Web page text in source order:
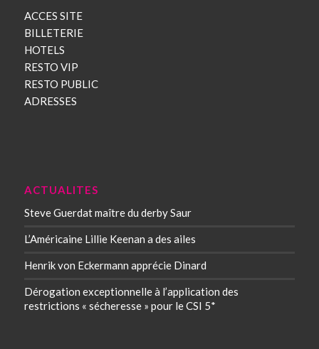
ACCES SITE
BILLETERIE
HOTELS
RESTO VIP
RESTO PUBLIC
ADRESSES
ACTUALITES
Steve Guerdat maître du derby Saur
L’Américaine Lillie Keenan a des ailes
Henrik von Eckermann apprécie Dinard
Dérogation exceptionnelle à l’application des
restrictions « sécheresse » pour le CSI 5*